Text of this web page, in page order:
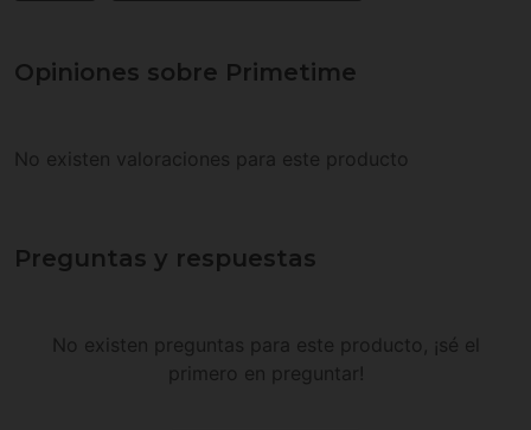
Opiniones sobre Primetime
No existen valoraciones para este producto
Preguntas y respuestas
No existen preguntas para este producto, ¡sé el
primero en preguntar!